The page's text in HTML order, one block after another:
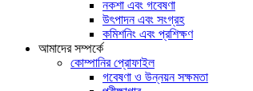
নকশা এবং গবেষণা
উৎপাদন এবং সংগ্রহ
কমিশনিং এবং প্রশিক্ষণ
আমাদের সম্পর্কে
কোম্পানির প্রোফাইল
গবেষণা ও উন্নয়ন সক্ষমতা